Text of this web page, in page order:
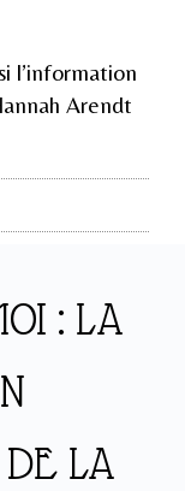
l’information
Arendt
: LA
DE LA